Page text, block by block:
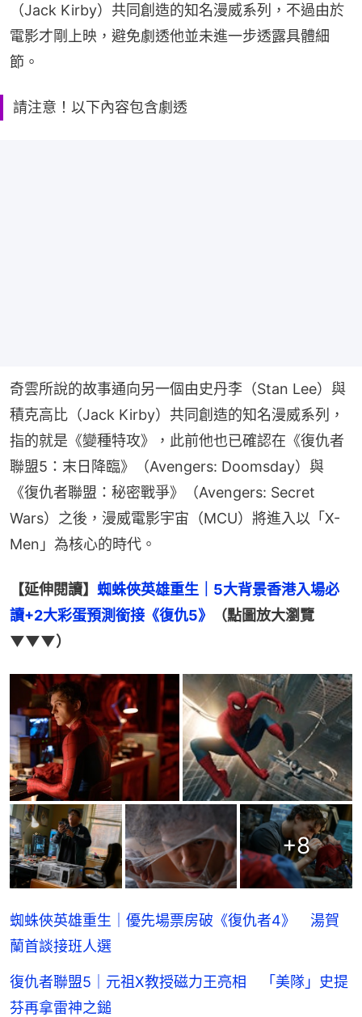
（Jack Kirby）共同創造的知名漫威系列，不過由於
電影才剛上映，避免劇透他並未進一步透露具體細
節。
請注意！以下內容包含劇透
奇雲所說的故事通向另一個由史丹李（Stan Lee）與
積克高比（Jack Kirby）共同創造的知名漫威系列，
指的就是《變種特攻》，此前他也已確認在《復仇者
聯盟5：末日降臨》（Avengers: Doomsday）與
《復仇者聯盟：秘密戰爭》（Avengers: Secret
Wars）之後，漫威電影宇宙（MCU）將進入以「X-
Men」為核心的時代。
【延伸閱讀】 蜘蛛俠英雄重生｜5大背景香港入場必
讀+2大彩蛋預測銜接《復仇5》
（點圖放大瀏覽
▼▼▼）
+8
蜘蛛俠英雄重生｜優先場票房破《復仇者4》 湯賀
蘭首談接班人選
復仇者聯盟5｜元祖X教授磁力王亮相 「美隊」史提
芬再拿雷神之鎚